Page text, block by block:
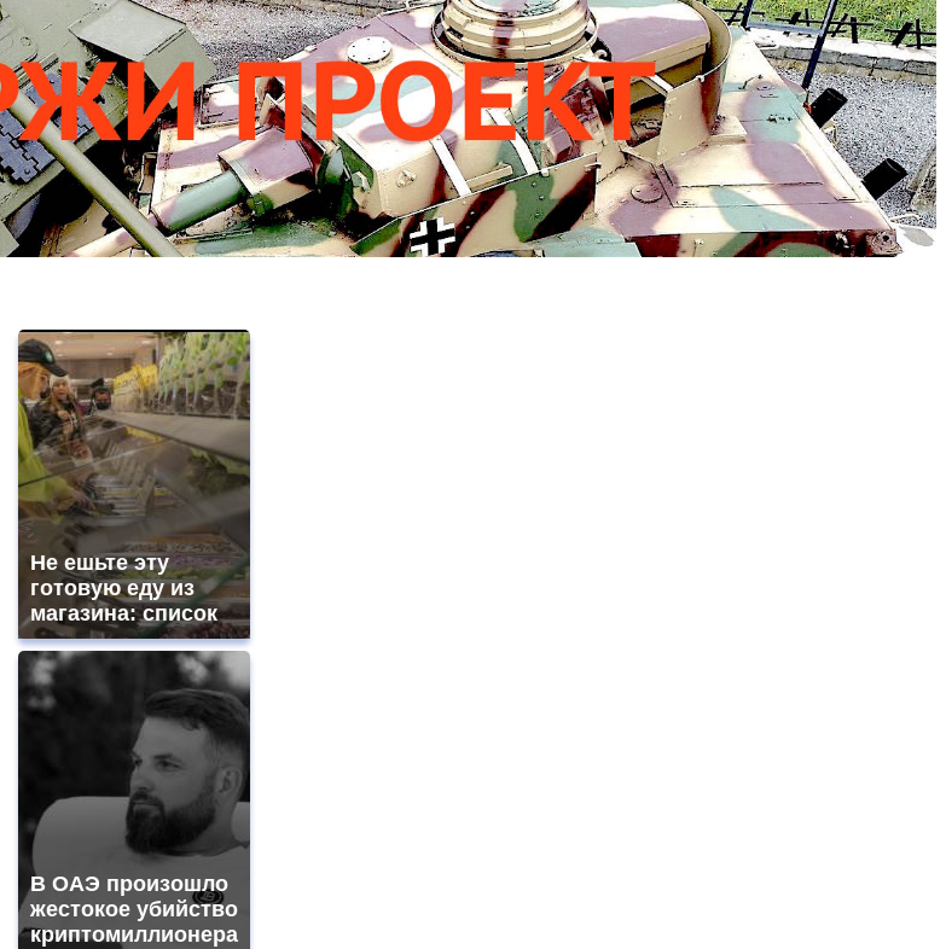
Не ешьте эту
готовую еду из
магазина: список
В ОАЭ произошло
жестокое убийство
криптомиллионера